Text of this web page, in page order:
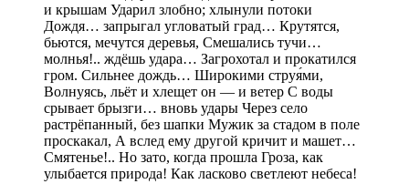
и крышам Ударил злобно; хлынули потоки
Дождя… запрыгал угловатый град… Крутятся,
бьются, мечутся деревья, Смешались тучи…
молнья!.. ждёшь удара… Загрохотал и прокатился
гром. Сильнее дождь… Широкими струя́ми,
Волнуясь, льёт и хлещет он — и ветер С воды
срывает брызги… вновь удары Через село
растрёпанный, без шапки Мужик за стадом в поле
проскакал, А вслед ему другой кричит и машет…
Смятенье!.. Но зато, когда прошла Гроза, как
улыбается природа! Как ласково светлеют небеса!